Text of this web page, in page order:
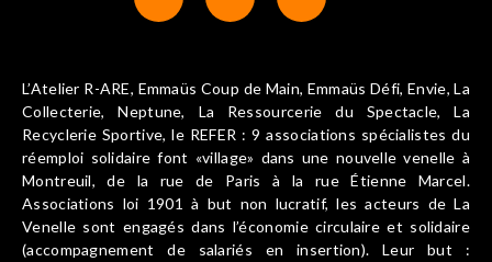
L’Atelier R-ARE, Emmaüs Coup de Main, Emmaüs Défi, Envie, La
Collecterie, Neptune, La Ressourcerie du Spectacle, La
Recyclerie Sportive, le REFER : 9 associations spécialistes du
réemploi solidaire font «village» dans une nouvelle venelle à
Montreuil, de la rue de Paris à la rue Étienne Marcel.
Associations loi 1901 à but non lucratif, les acteurs de La
Venelle sont engagés dans l’économie circulaire et solidaire
(accompagnement de salariés en insertion). Leur but :